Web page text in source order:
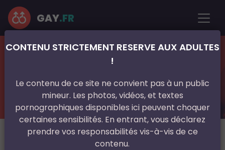
CONTENU STRICTEMENT RESERVE AUX ADULTES
!
Le contenu de ce site ne convient pas à un public
mineur. Les photos, vidéos, et textes
pornographiques disponibles ici peuvent choquer
certaines sensibilités. En entrant, vous déclarez
prendre vos responsabilités vis-à-vis de ce
contenu.
GAY.FR
France Île-de-France Val-de-Marne Chevilly-Larue
Plan gay avec 1 homme actif pour
me remplir les 2 de sperme sur
Chevilly-Larue